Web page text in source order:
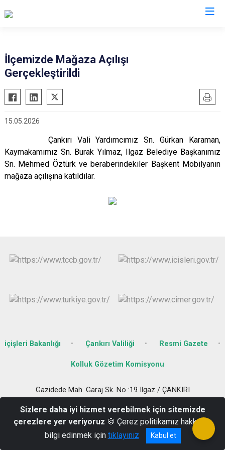
Atkaracalar
Bayramören
Eldivan
Kızılırmak
Yapraklı
İlçemizde Mağaza Açılışı
Gerçekleştirildi
15.05.2026
Çankırı Vali Yardımcımız Sn. Gürkan Karaman,
Kaymakamımız Sn. Burak Yılmaz, Ilgaz Belediye Başkanımız
Sn. Mehmed Öztürk ve beraberindekiler Başkent Mobilyanın
mağaza açılışına katıldılar.
içişleri Bakanlığı Çankırı Valiliği Resmi Gazete
Kolluk Gözetim Komisyonu
Gazidede Mah. Garaj Sk. No :19 Ilgaz / ÇANKIRI
0 376 416 10 25
Sizlere daha iyi hizmet verebilmek için sitemizde
çerezlere yer veriyoruz 🍪 Çerez politikamız hakkında
bilgi edinmek için tıklayınız Kabul et